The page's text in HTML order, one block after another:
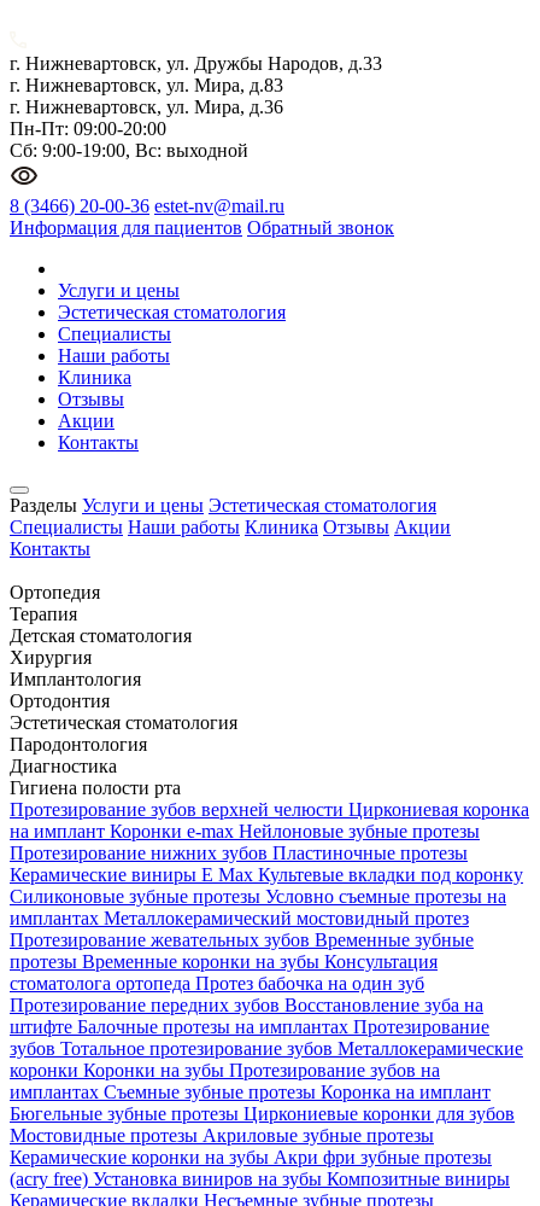
г. Нижневартовск, ул. Дружбы Народов, д.33
г. Нижневартовск, ул. Мира, д.83
г. Нижневартовск, ул. Мира, д.36
Пн-Пт: 09:00-20:00
Сб: 9:00-19:00, Вс: выходной
8 (3466) 20-00-36 estet-nv@mail.ru
Информация для пациентов Обратный звонок
Услуги и цены
Эстетическая стоматология
Специалисты
Наши работы
Клиника
Отзывы
Акции
Контакты
Разделы Услуги и цены Эстетическая стоматология
Специалисты Наши работы Клиника Отзывы Акции
Контакты
Ортопедия
Терапия
Детская стоматология
Хирургия
Имплантология
Ортодонтия
Эстетическая стоматология
Пародонтология
Диагностика
Гигиена полости рта
Протезирование зубов верхней челюсти Циркониевая коронка
на имплант Коронки e-max Нейлоновые зубные протезы
Протезирование нижних зубов Пластиночные протезы
Керамические виниры E Max Культевые вкладки под коронку
Силиконовые зубные протезы Условно съемные протезы на
имплантах Металлокерамический мостовидный протез
Протезирование жевательных зубов Временные зубные
протезы Временные коронки на зубы Консультация
стоматолога ортопеда Протез бабочка на один зуб
Протезирование передних зубов Восстановление зуба на
штифте Балочные протезы на имплантах Протезирование
зубов Тотальное протезирование зубов Металлокерамические
коронки Коронки на зубы Протезирование зубов на
имплантах Съемные зубные протезы Коронка на имплант
Бюгельные зубные протезы Циркониевые коронки для зубов
Мостовидные протезы Акриловые зубные протезы
Керамические коронки на зубы Акри фри зубные протезы
(acry free) Установка виниров на зубы Композитные виниры
Керамические вкладки Несъемные зубные протезы